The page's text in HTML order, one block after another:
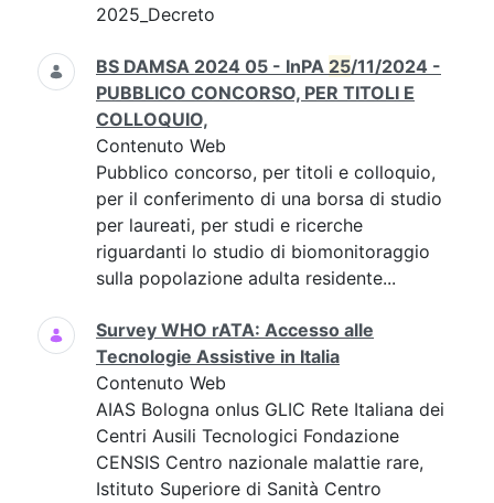
2025_Decreto
BS DAMSA 2024 05 - InPA 25/11/2024 -
PUBBLICO CONCORSO, PER TITOLI E
COLLOQUIO,
Contenuto Web
Pubblico concorso, per titoli e colloquio,
per il conferimento di una borsa di studio
per laureati, per studi e ricerche
riguardanti lo studio di biomonitoraggio
sulla popolazione adulta residente...
Survey WHO rATA: Accesso alle
Tecnologie Assistive in Italia
Contenuto Web
AIAS Bologna onlus GLIC Rete Italiana dei
Centri Ausili Tecnologici Fondazione
CENSIS Centro nazionale malattie rare,
Istituto Superiore di Sanità Centro